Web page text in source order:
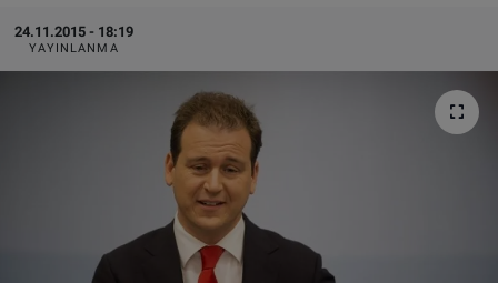
24.11.2015 - 18:19
YAYINLANMA
BİLİM-TEKNOLOJİ
SAĞLIK
FOTO GALERİ
VIDEO GALERİ
ALGEMENE VOORWAARDEN
CONTACT
Haber Arşivi